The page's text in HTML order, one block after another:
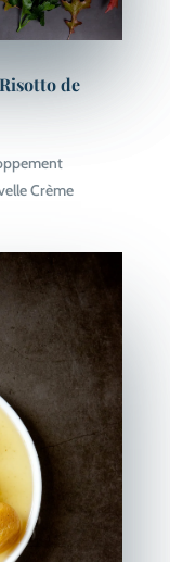
de
Crème